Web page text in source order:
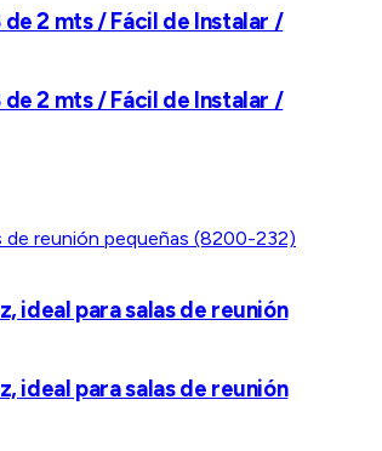
2 mts / Fácil de Instalar /
2 mts / Fácil de Instalar /
ideal para salas de reunión
ideal para salas de reunión